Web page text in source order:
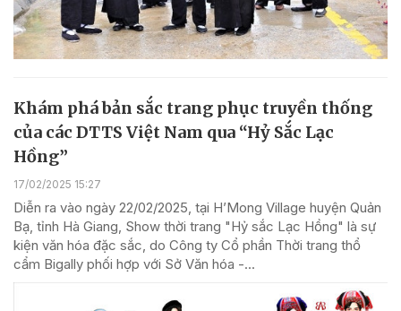
Khám phá bản sắc trang phục truyền thống
của các DTTS Việt Nam qua “Hỷ Sắc Lạc
Hồng”
17/02/2025 15:27
Diễn ra vào ngày 22/02/2025, tại H’Mong Village huyện Quản
Bạ, tỉnh Hà Giang, Show thời trang "Hỷ sắc Lạc Hồng" là sự
kiện văn hóa đặc sắc, do Công ty Cổ phần Thời trang thổ
cẩm Bigally phối hợp với Sở Văn hóa -...